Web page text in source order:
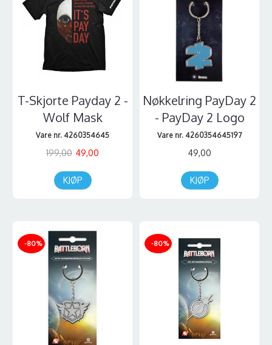
T-Skjorte Payday 2 -
Wolf Mask
Vare nr. 4260354645
199,00 49,00
KJØP
Nøkkelring PayDay 2
- PayDay 2 Logo
Vare nr. 4260354645197
49,00
KJØP
-80% -80%